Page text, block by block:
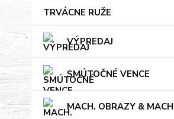
TRVÁCNE RUŽE
VÝPREDAJ
SMÚTOČNÉ VENCE
MACH. OBRAZY & MACH